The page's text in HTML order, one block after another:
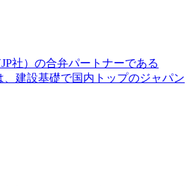
社）の合弁パートナーである
建設基礎で国内トップのジャパン